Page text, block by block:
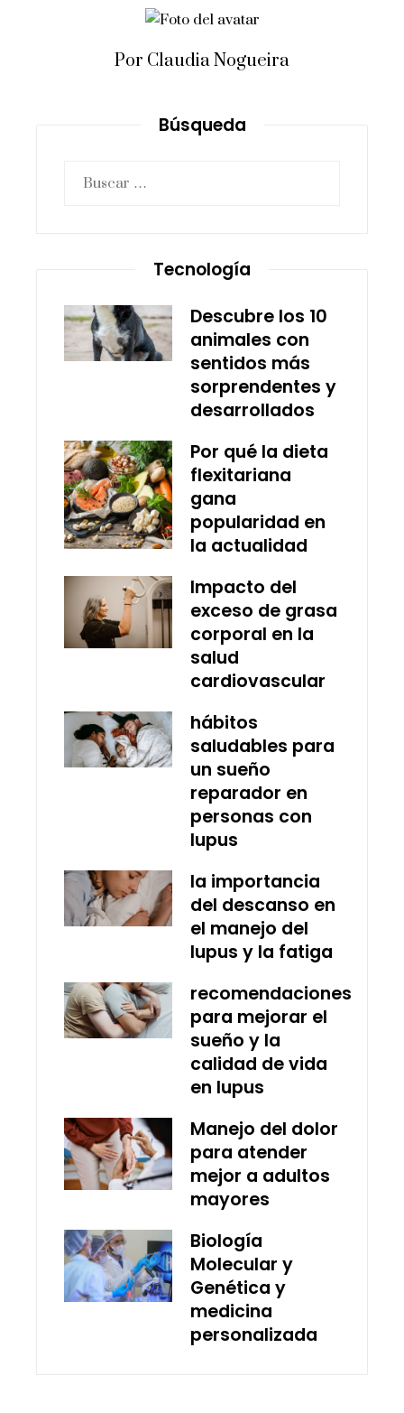
Por Claudia Nogueira
Búsqueda
Tecnología
Descubre los 10
animales con
sentidos más
sorprendentes y
desarrollados
Por qué la dieta
flexitariana
gana
popularidad en
la actualidad
Impacto del
exceso de grasa
corporal en la
salud
cardiovascular
hábitos
saludables para
un sueño
reparador en
personas con
lupus
la importancia
del descanso en
el manejo del
lupus y la fatiga
recomendaciones
para mejorar el
sueño y la
calidad de vida
en lupus
Manejo del dolor
para atender
mejor a adultos
mayores
Biología
Molecular y
Genética y
medicina
personalizada